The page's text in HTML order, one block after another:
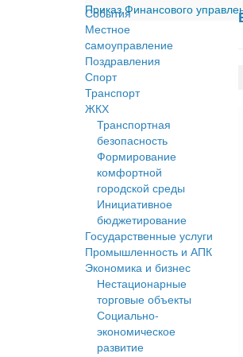
Приказ Финансового
События
Местное
cамоуправление
Поздравления
Спорт
Транспорт
ЖКХ
Транспортная
безопасность
Формирование
комфортной
городской среды
Инициативное
бюджетирование
Государственные услуги
Промышленность и АПК
Экономика и бизнес
Нестационарные
торговые объекты
Социально-
экономическое
развитие